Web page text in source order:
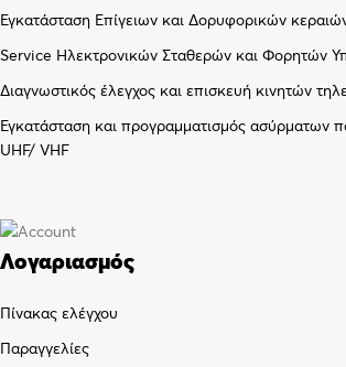
Εγκατάσταση Επίγειων και Δορυφορικών
Service Ηλεκτρονικών Σταθερών και Φορητών
Διαγνωστικός έλεγχος και επισκευή κινητών
Εγκατάσταση και προγραμματισμός ασύρματων
UHF/ VHF
Λογαριασμός
Πίνακας ελέγχου
Παραγγελίες